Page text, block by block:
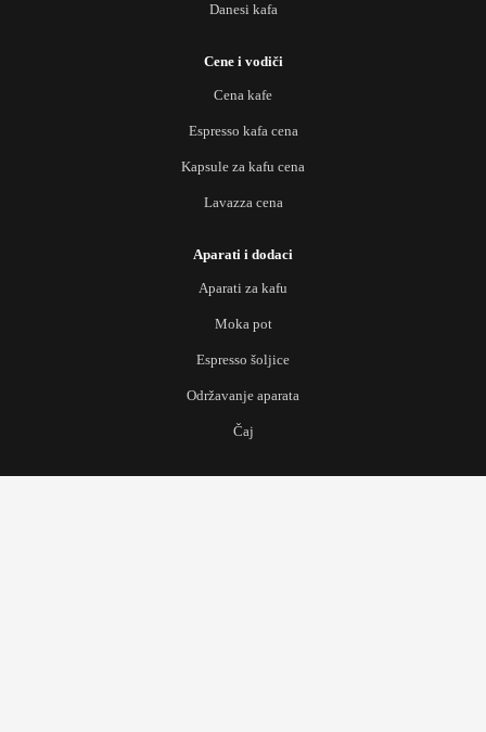
Danesi kafa
Cene i vodiči
Cena kafe
Espresso kafa cena
Kapsule za kafu cena
Lavazza cena
Aparati i dodaci
Aparati za kafu
Moka pot
Espresso šoljice
Održavanje aparata
Čaj